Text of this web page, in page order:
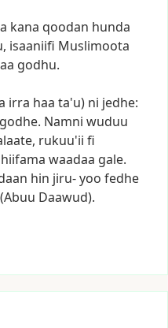
kana qoodan hunda
isaaniifi Muslimoota
godhu.
irra haa ta'u) ni jedhe:
godhe. Namni wuduu
rukuu'ii fi
waadaa gale.
hin jiru-yoo fedhe
(Abuu Daawud).